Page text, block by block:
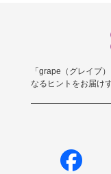
「grape（グレイプ
なるヒントをお届け